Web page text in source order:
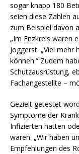
sogar knapp 180
seien diese Zahlen
zum Beispiel davon
„Im Enzkreis waren
Joggerst: „Viel
können.“ Zudem
Schutzausrüstung,
Fachangestellte –
Gezielt getestet
Symptome der
Infizierten hatten
waren. „Wir haben
Empfehlungen des